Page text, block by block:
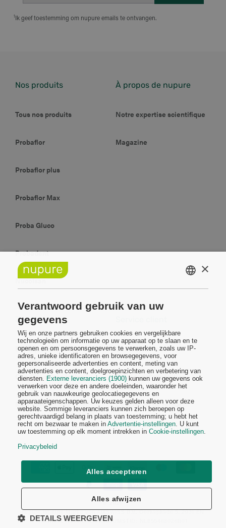
Ik geef toestemming om nupure emails te ontvangen.
Nos produits
Tous nos produits
Probaflor
Probaflor plus
Probaflor Max
Proba Gluco
Probadent
Nucolsan
À propos de nupure
Notre expertise scientifique
Magazine
Juridique
Politique de confidentialité
Conditions générales
Mentions légales
Contactez-nous
Politique d'expédition
Conditions de retour
Betaalmethoden
© 2026
nupure ist eine Marke von AIXSWISS B.V., Oerkapkade 5, 2031 EN
Haarlem, NETHERLANDS, UMSTID: NL855468026B01
×
Verantwoord gebruik van uw
gegevens
Wij en onze partners gebruiken cookies en vergelijkbare
technologieën om informatie op uw apparaat op te slaan en te
openen en om persoonsgegevens te verwerken, zoals uw IP-
adres, unieke identificatoren en browsegegevens, voor
gepersonaliseerde advertenties en content, meting van
advertenties en content, doelgroepinzichten en verbetering van
diensten. Externe leveranciers (1900) kunnen uw gegevens ook
verwerken voor deze en andere doeleinden, waaronder het
gebruik van nauwkeurige geolocatiegegevens en
apparaateigenschappen. Uw keuzes gelden alleen voor deze
website. Sommige leveranciers kunnen zich beroepen op
gerechtvaardigd belang in plaats van toestemming; u hebt het
recht om bezwaar te maken in Advertentie-instellingen. U kunt
uw toestemming op elk moment intrekken in Cookie-instellingen.
Privacybeleid
Alles accepteren
Alles afwijzen
DETAILS WEERGEVEN